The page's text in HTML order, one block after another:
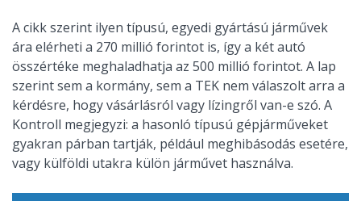
A cikk szerint ilyen típusú, egyedi gyártású járművek
ára elérheti a 270 millió forintot is, így a két autó
összértéke meghaladhatja az 500 millió forintot. A lap
szerint sem a kormány, sem a TEK nem válaszolt arra a
kérdésre, hogy vásárlásról vagy lízingről van-e szó. A
Kontroll megjegyzi: a hasonló típusú gépjárműveket
gyakran párban tartják, például meghibásodás esetére,
vagy külföldi utakra külön járművet használva.